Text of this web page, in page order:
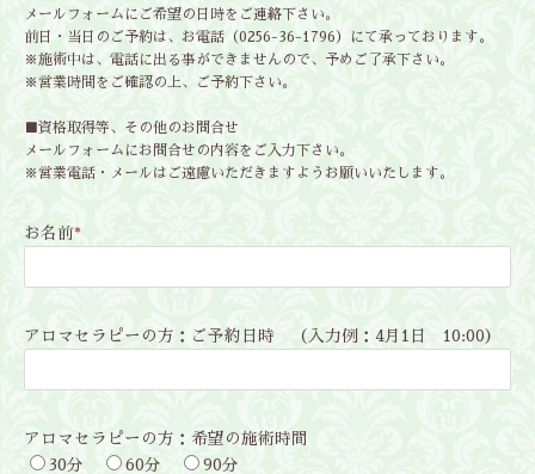
メールフォームにご希望の日時をご連絡下さい。
前日・当日のご予約は、お電話（0256-36-1796）にて承っております。
※施術中は、電話に出る事ができませんので、予めご了承下さい。
※営業時間をご確認の上、ご予約下さい。
■資格取得等、その他のお問合せ
メールフォームにお問合せの内容をご入力下さい。
※営業電話・メールはご遠慮いただきますようお願いいたします。
お名前*
アロマセラピーの方：ご予約日時 （入力例：4月1日 10:00）
アロマセラピーの方：希望の施術時間
30分
60分 90分